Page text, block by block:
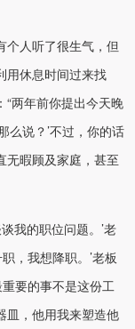
个人听了很生气，但
用休息时间过来找
两年前你提出今天晚
么说？’不过，你的话
无暇顾及家庭，甚至
我的职位问题。’老
，我想降职。’老板
重要的事不是这份工
皿，他用我来塑造他